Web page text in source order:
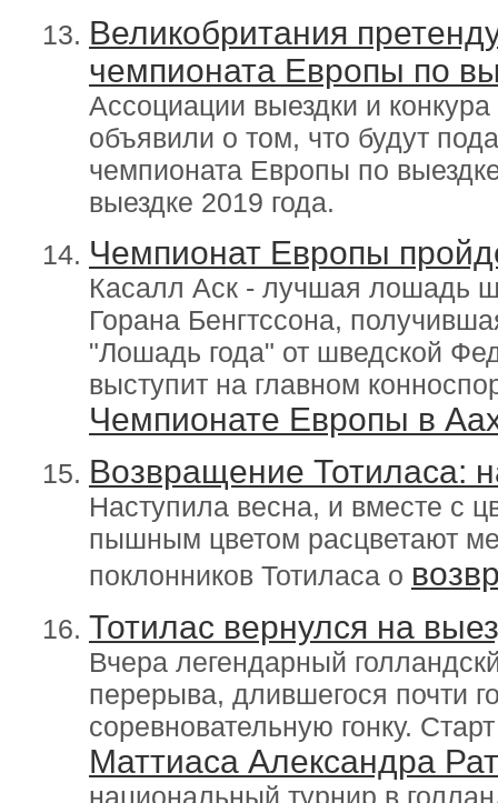
Великобритания
чемпионата Европы по
Ассоциации выездки и
объявили о том, что будут
чемпионата Европы по
выездке 2019 года.
Чемпионат Европы
Касалл Аск - лучшая лошадь
Горана Бенгтссона,
"Лошадь года" от шведской
выступит на главном
Чемпионате Европы в
Возвращение Тотиласа:
Наступила весна, и вместе с
пышным цветом расцветают
поклонников Тотиласа о
Тотилас вернулся на
Вчера легендарный
перерыва, длившегося почти
соревновательную гонку.
Маттиаса Александра
национальный турнир в